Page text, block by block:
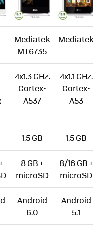
Mediatek
MT6735
4x1.3 GHz.
Cortex-
A537
4x1.1 GHz.
Cortex-
A53
1.5 GB 1.5 GB
8 GB +
microSD
8/16 GB +
microSD
Android
6.0
Android
5.1